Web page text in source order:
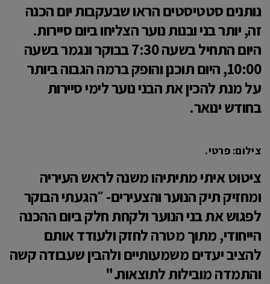
נותנים סטטיסטים הראו שבעקבות יום הכנה
זה, יותר בני ובנות נוער הצליחו ביום סיירות.
היום התחיל בשעה 7:30 בבוקר ונגמר בשעה
10:00, היום תוכנן והופק ברמה הגבוה ביותר
על מנת להכין את הבני נוער לימי סיירות
בחודש ינואר.
צילום: פרטי.
ציטוט איתי מתיתיהו משנה לראש העיריה
ומחזיק תיק הנוער והצעירים- ״הגעתי הבוקר
לפגוש את בני הנוער ולקחת חלק ביום ההכנה
הייחודי, מתוך מטרה לחזק ולעודד אותם
להציב יעדים משמעותיים ולהבין שעבודה קשה
והתמדה מובילות לתוצאות."